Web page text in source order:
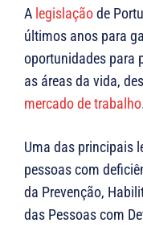
A legislaçãode
últimos anos para
oportunidades para
as áreas da vida,
mercado de trabalho
Uma das principais
pessoas com
da Prevenção,
das Pessoas com